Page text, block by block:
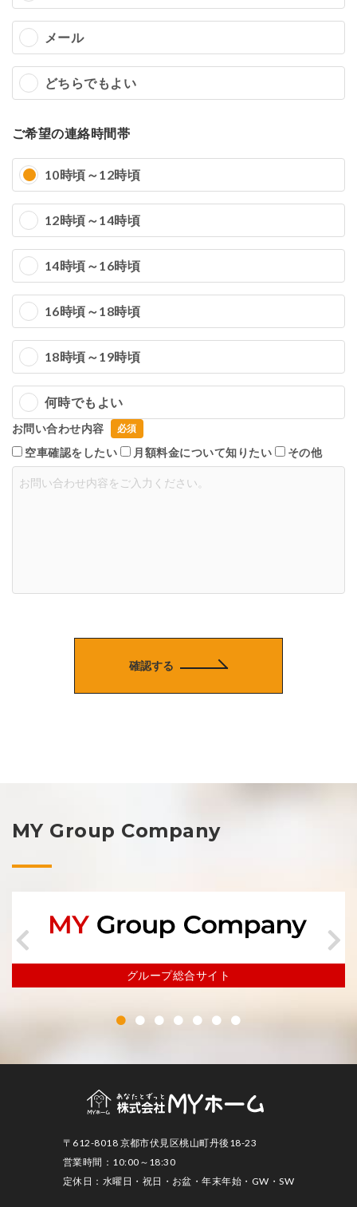
メール
どちらでもよい
ご希望の連絡時間帯
10時頃～12時頃
12時頃～14時頃
14時頃～16時頃
16時頃～18時頃
18時頃～19時頃
何時でもよい
お問い合わせ内容
空車確認をしたい
月額料金について知りたい その他
確認する
MY Group Company
〒612-8018 京都市伏見区桃山町丹後18-23
営業時間：10:00～18:30
定休日：水曜日・祝日・お盆・年末年始・GW・SW